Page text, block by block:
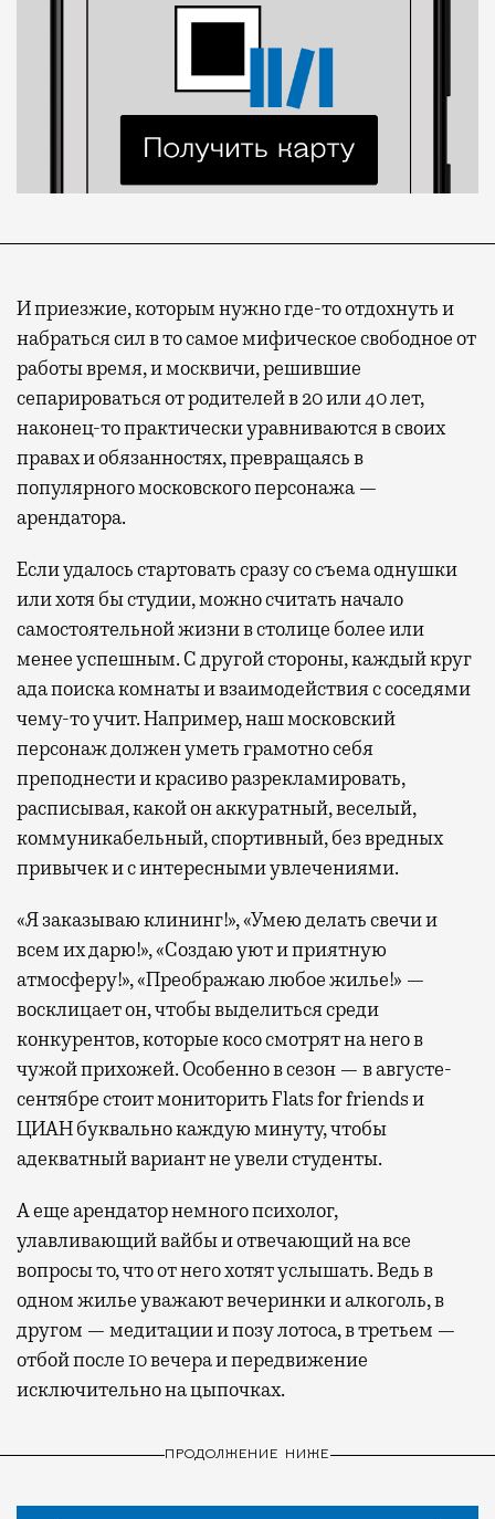
И приезжие, которым нужно где-то отдохнуть и
набраться сил в то самое мифическое свободное от
работы время, и москвичи, решившие
сепарироваться от родителей в 20 или 40 лет,
наконец-то практически уравниваются в своих
правах и обязанностях, превращаясь в
популярного московского персонажа —
арендатора.
Если удалось стартовать сразу со съема однушки
или хотя бы студии, можно считать начало
самостоятельной жизни в столице более или
менее успешным. С другой стороны, каждый круг
ада поиска комнаты и взаимодействия с соседями
чему-то учит. Например, наш московский
персонаж должен уметь грамотно себя
преподнести и красиво разрекламировать,
расписывая, какой он аккуратный, веселый,
коммуникабельный, спортивный, без вредных
привычек и с интересными увлечениями.
«Я заказываю клининг!», «Умею делать свечи и
всем их дарю!», «Создаю уют и приятную
атмосферу!», «Преображаю любое жилье!» —
восклицает он, чтобы выделиться среди
конкурентов, которые косо смотрят на него в
чужой прихожей. Особенно в сезон — в августе-
сентябре стоит мониторить Flats for friends и
ЦИАН буквально каждую минуту, чтобы
адекватный вариант не увели студенты.
А еще арендатор немного психолог,
улавливающий вайбы и отвечающий на все
вопросы то, что от него хотят услышать. Ведь в
одном жилье уважают вечеринки и алкоголь, в
другом — медитации и позу лотоса, в третьем —
отбой после 10 вечера и передвижение
исключительно на цыпочках.
ПРОДОЛЖЕНИЕ НИЖЕ